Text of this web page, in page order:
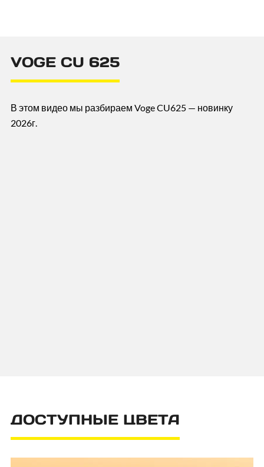
VOGE CU 625
В этом видео мы разбираем Voge CU625 — новинку
2026г.
ДОСТУПНЫЕ ЦВЕТА